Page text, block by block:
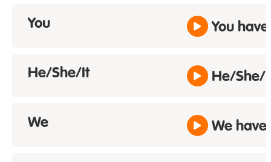
You You
He/She/It He/She/
We We have.